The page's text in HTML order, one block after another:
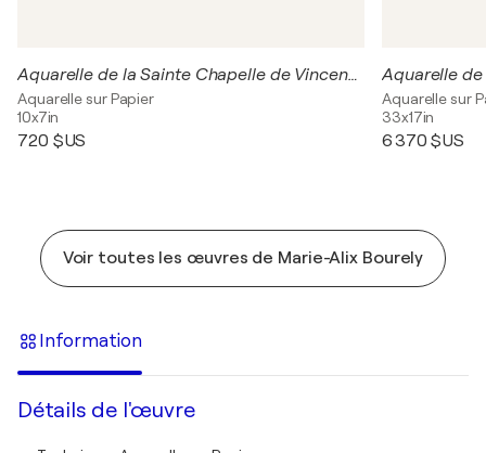
Aquarelle de la Sainte Chapelle de Vincennes
Aquarelle sur Papier
10x7in
720 $US
Aquarelle
Aquarelle sur
33x17in
6 370 $US
Voir toutes les œuvres de Marie-Alix Bourely
Information
Détails de l'œuvre